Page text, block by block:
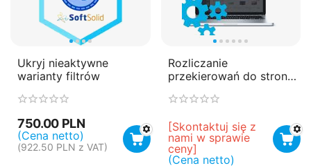
Ukryj nieaktywne
warianty filtrów
750.00 PLN
(Cena netto)
(922.50 PLN z VAT)
Rozliczanie
przekierowań do strony
PPC)
[Skontaktuj się z
nami w sprawie
ceny]
(Cena netto)